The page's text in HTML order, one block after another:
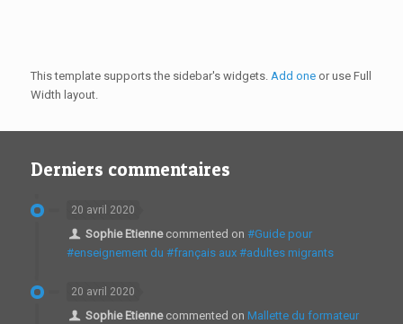
This template supports the sidebar's widgets. Add oneor use Full
Width layout.
Derniers commentaires
20 avril 2020
Sophie Etiennecommented on #Guide pour
#enseignement du #français aux #adultes migrants
20 avril 2020
Sophie Etiennecommented on Mallette du formateur